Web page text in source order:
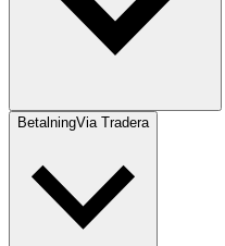
BetalningVia Tradera